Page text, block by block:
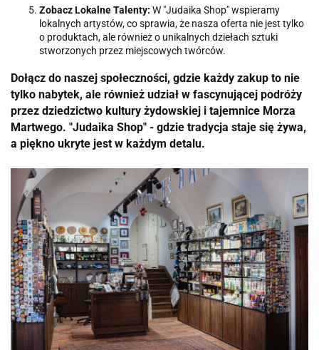
Zobacz Lokalne Talenty: W "Judaika Shop" wspieramy
lokalnych artystów, co sprawia, że nasza oferta nie jest tylko
o produktach, ale również o unikalnych dziełach sztuki
stworzonych przez miejscowych twórców.
Dołącz do naszej społeczności, gdzie każdy zakup to nie
tylko nabytek, ale również udział w fascynującej podróży
przez dziedzictwo kultury żydowskiej i tajemnice Morza
Martwego. "Judaika Shop" - gdzie tradycja staje się żywa,
a piękno ukryte jest w każdym detalu.